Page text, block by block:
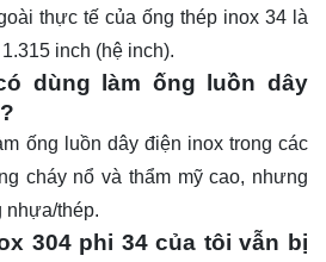
thực tế của ống thép inox 34 là
inch (hệ inch).
dùng làm ống luồn dây
ống luồn dây điện inox trong các
cháy nổ và thẩm mỹ cao, nhưng
nhựa/thép.
304 phi 34 của tôi vẫn bị